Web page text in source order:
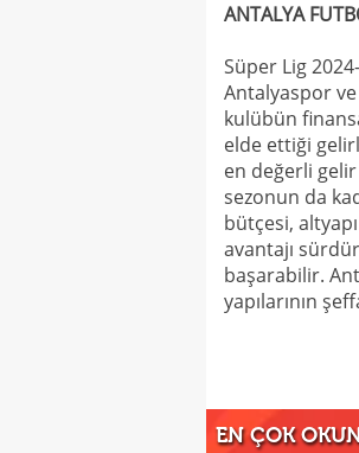
ANTALYA
Süper Lig
Antalyaspor ve
kulübün
elde ettiği
en değerli
sezonun da
bütçesi,
avantajı
başarabilir.
yapılarının
EN ÇOK